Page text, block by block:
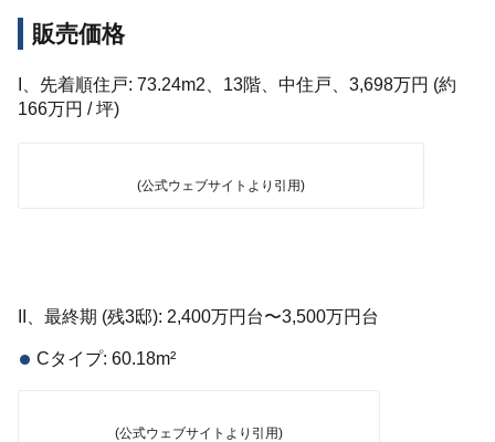
販売価格
I、先着順住戸: 73.24m2、13階、中住戸、3,698万円 (約
166万円 / 坪)
(公式ウェブサイトより引用)
II、最終期 (残3邸): 2,400万円台〜3,500万円台
Cタイプ: 60.18m²
(公式ウェブサイトより引用)